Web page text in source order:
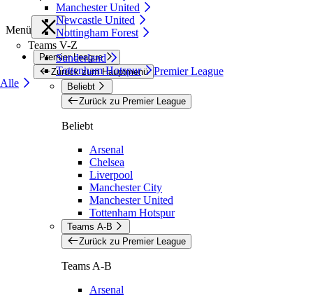
Manchester United
Newcastle United
Nottingham Forest
Teams V-Z
Sunderland
Tottenham Hotspur
Alle
Menü
Premier League
Zurück zum Hauptmenü Premier League
Beliebt
Zurück zu Premier League
Beliebt
Arsenal
Chelsea
Liverpool
Manchester City
Manchester United
Tottenham Hotspur
Teams A-B
Zurück zu Premier League
Teams A-B
Arsenal